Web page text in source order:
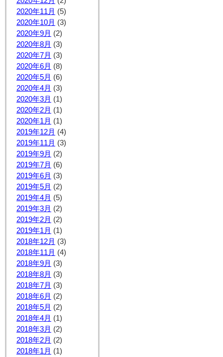
2020年11月 (5)
2020年10月 (3)
2020年9月 (2)
2020年8月 (3)
2020年7月 (3)
2020年6月 (8)
2020年5月 (6)
2020年4月 (3)
2020年3月 (1)
2020年2月 (1)
2020年1月 (1)
2019年12月 (4)
2019年11月 (3)
2019年9月 (2)
2019年7月 (6)
2019年6月 (3)
2019年5月 (2)
2019年4月 (5)
2019年3月 (2)
2019年2月 (2)
2019年1月 (1)
2018年12月 (3)
2018年11月 (4)
2018年9月 (3)
2018年8月 (3)
2018年7月 (3)
2018年6月 (2)
2018年5月 (2)
2018年4月 (1)
2018年3月 (2)
2018年2月 (2)
2018年1月 (1)